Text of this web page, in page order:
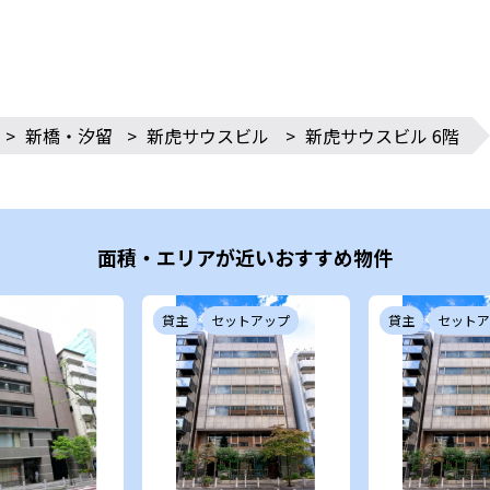
> 新橋・汐留 > 新虎サウスビル > 新虎サウスビル 6階
面積・エリアが近いおすすめ物件
貸主 セットアップ 貸主 セット